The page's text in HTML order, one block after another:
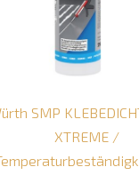
SMP
XTREME /